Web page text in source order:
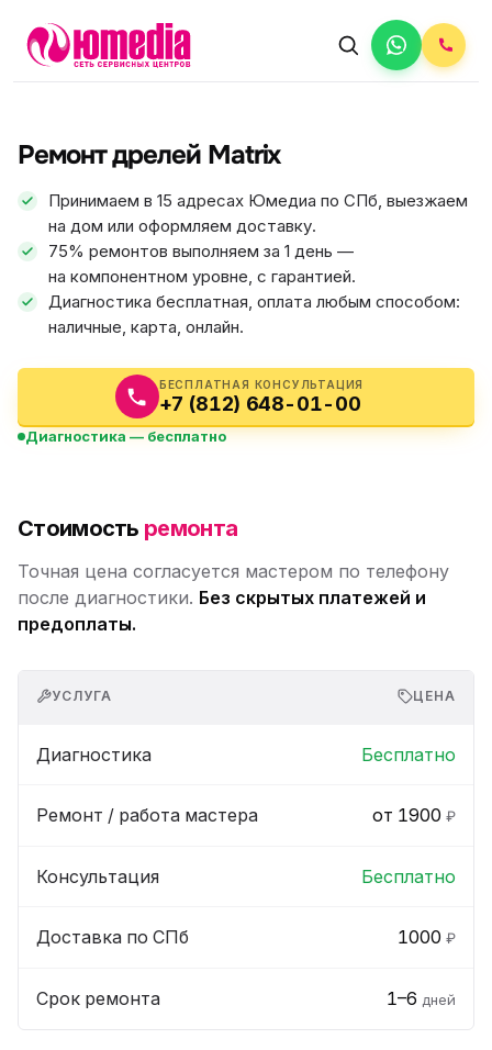
Ремонт дрелей Matrix
Принимаем в 15 адресах Юмедиа по СПб, выезжаем
на дом или оформляем доставку.
75% ремонтов выполняем за 1 день —
на компонентном уровне, с гарантией.
Диагностика бесплатная, оплата любым способом:
наличные, карта, онлайн.
БЕСПЛАТНАЯ КОНСУЛЬТАЦИЯ
+7 (812) 648-01-00
Диагностика — бесплатно
ФИКС ЦЕНА
АВТОРИЗОВАННЫЙ СЕРВИС
Стоимость ремонта
Точная цена согласуется мастером по телефону
после диагностики. Без скрытых платежей и
предоплаты.
УСЛУГА ЦЕНА
Диагностика Бесплатно
Ремонт / работа мастера от 1900 ₽
Консультация Бесплатно
Доставка по СПб 1000 ₽
Срок ремонта 1–6 дней